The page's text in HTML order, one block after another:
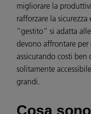
migliorare la
rafforzare la
“gestito” si adatta
devono affrontare
assicurando costi ben
solitamente
grandi.
Cosa